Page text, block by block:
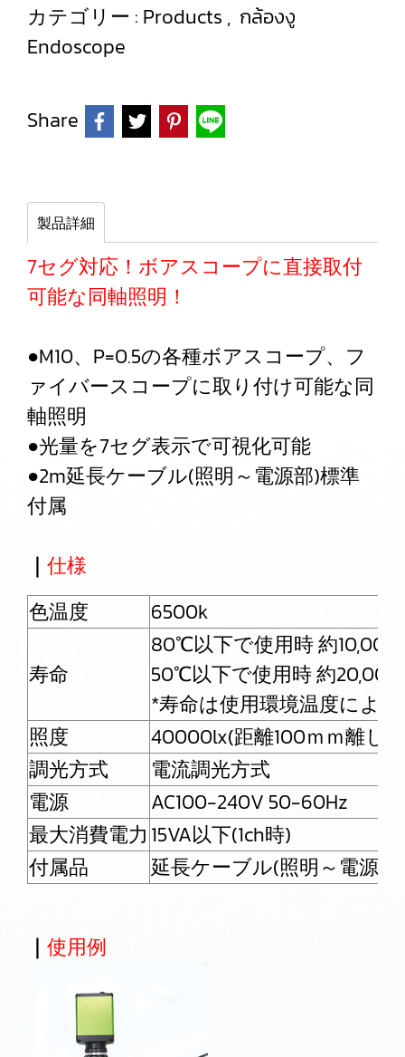
カテゴリー : Products , กล้องงู
Endoscope
Share
製品詳細
7セグ対応！ボアスコープに直接取付
可能な同軸照明！
●M10、P=0.5の各種ボアスコープ、フ
ァイバースコープに取り付け可能な同
軸照明
●光量を7セグ表示で可視化可能
●2m延長ケーブル(照明～電源部)標準
付属
｜ 仕様
色温度
6500k
寿命
80℃以下で使用時 約10,000
50℃以下で使用時 約20,000
*寿命は使用環境温度によ
照度
40000lx(距離100ｍｍ離し
調光方式
電流調光方式
電源
AC100-240V 50-60Hz
最大消費電力 15VA以下(1ch時)
付属品
延長ケーブル(照明～電源部)
｜ 使用例